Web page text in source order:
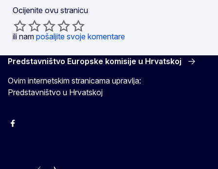
Ocijenite ovu stranicu
ili nam pošaljite svoje komentare
Predstavništvo Europske komisije u Hrvatskoj
Ovim internetskim stranicama upravlja:
Predstavništvo u Hrvatskoj
Facebook